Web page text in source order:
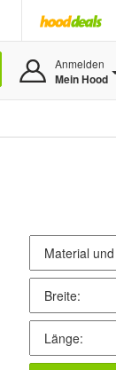
Anmelden
Mein Hood